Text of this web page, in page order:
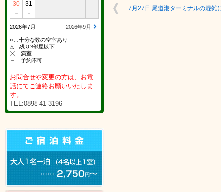
30
－
31
－
2026年7月 2026年9月
○…十分な数の空室あり
△…残り3部屋以下
╳…満室
－…予約不可
お問合せや変更の方は、お電
話にてご連絡お願いいたしま
す。
TEL:0898-41-3196
7月27日 尾道港ターミナルの混雑